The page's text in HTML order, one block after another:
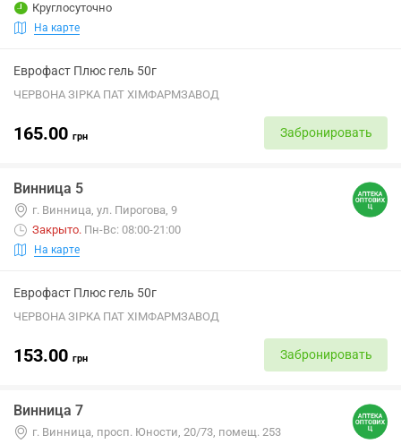
Круглосуточно
На карте
Еврофаст Плюс гель 50г
ЧЕРВОНА ЗІРКА ПАТ ХІМФАРМЗАВОД
165.00 грн Забронировать
Винница 5
г. Винница, ул. Пирогова, 9
Закрыто. Пн-Вс: 08:00-21:00
На карте
Еврофаст Плюс гель 50г
ЧЕРВОНА ЗІРКА ПАТ ХІМФАРМЗАВОД
153.00 грн Забронировать
Винница 7
г. Винница, просп. Юности, 20/73, помещ. 253